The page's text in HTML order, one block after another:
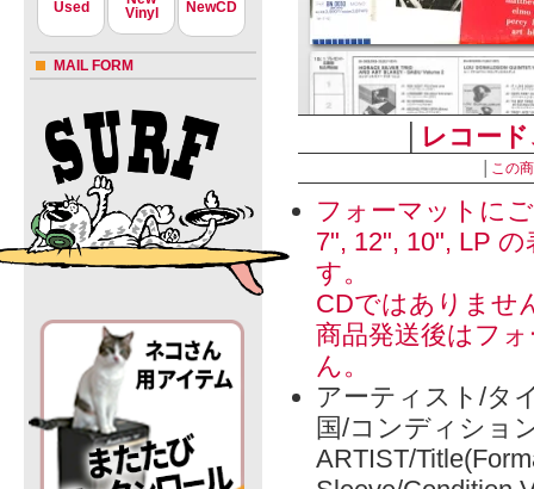
Used
Vinyl
NewCD
MAIL FORM
レコー
この
フォーマットに
7", 12", 10", LP
す。
CDではありませ
商品発送後はフ
ん。
アーティスト/タ
国/コンディショ
ARTIST/